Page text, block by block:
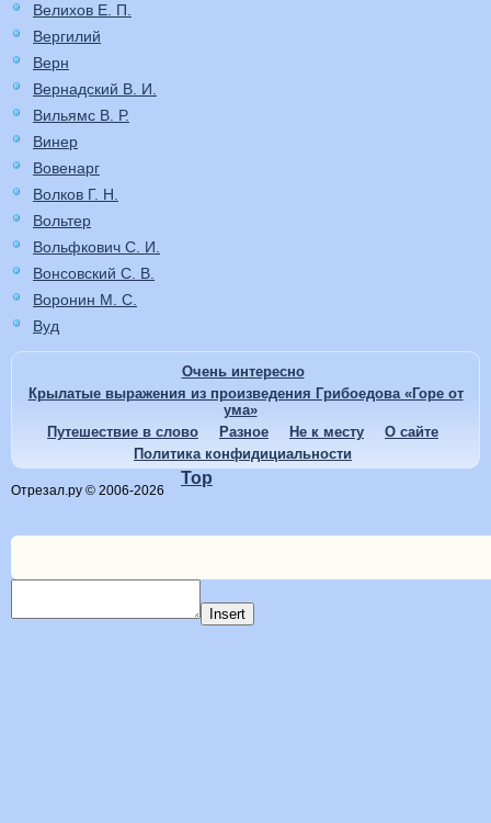
Велихов Е. П.
Вергилий
Верн
Вернадский В. И.
Вильямс В. Р.
Винер
Вовенарг
Волков Г. Н.
Вольтер
Вольфкович С. И.
Вонсовский С. В.
Воронин М. С.
Вуд
Очень интересно
Крылатые выражения из произведения Грибоедова «Горе от
ума»
Путешествие в слово
Разное Не к месту
О сайте
Политика конфидициальности
Отрезал.ру © 2006-2026
Top
Insert